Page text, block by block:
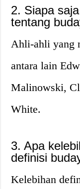
2. Siapa
tentang
Ahli-ahli yang
antara lain
Malinowski,
White.
3. Apa
definisi
Kelebihan